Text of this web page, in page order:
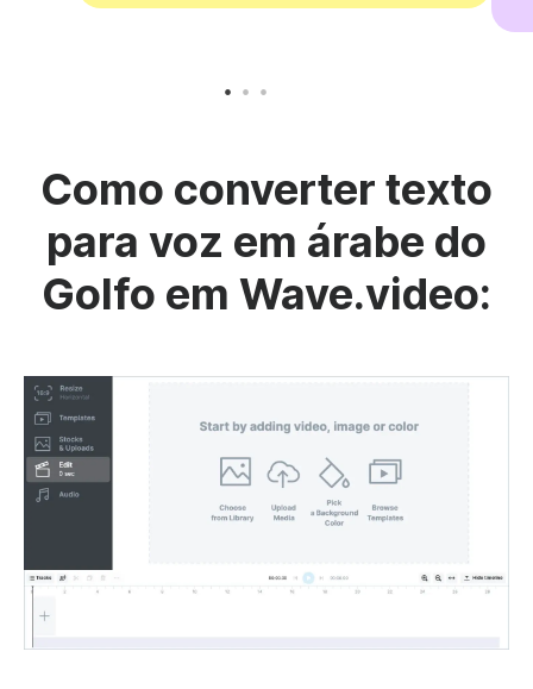
Como converter texto
para voz em árabe do
Golfo em Wave.video: